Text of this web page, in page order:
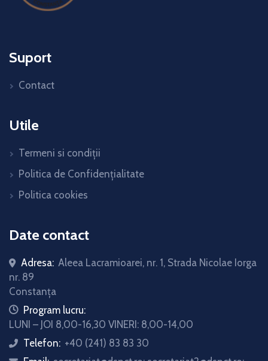
Suport
Contact
Utile
Termeni si condiții
Politica de Confidențialitate
Politica cookies
Date contact
Adresa: Aleea Lacramioarei, nr. 1, Strada Nicolae Iorga
nr. 89
Constanța
iconProgram lucru:
LUNI – JOI 8,00-16,30 VINERI: 8,00-14,00
icon
Telefon: +40 (241) 83 83 30